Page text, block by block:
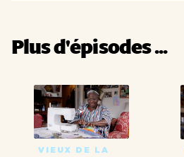
Plus d'épisodes ...
VIEUX DE LA